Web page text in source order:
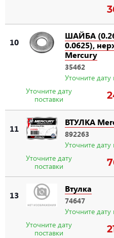
10
ШАЙБА
0.0625),
Mercury
35462
Уточните дату
Уточните дату
поставки
11
ВТУЛКА
892263
Уточните дату
Уточните дату
поставки
13
Втулка
74647
Уточните дату
Уточните дату
поставки